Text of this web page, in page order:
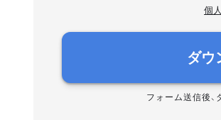
個
ダウ
フォーム送信後